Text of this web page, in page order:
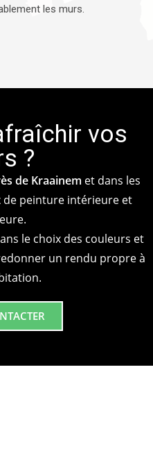
les murs.
vos
?
de Kraainem et dans les
peinture intérieure et
le choix des couleurs et
un rendu propre à